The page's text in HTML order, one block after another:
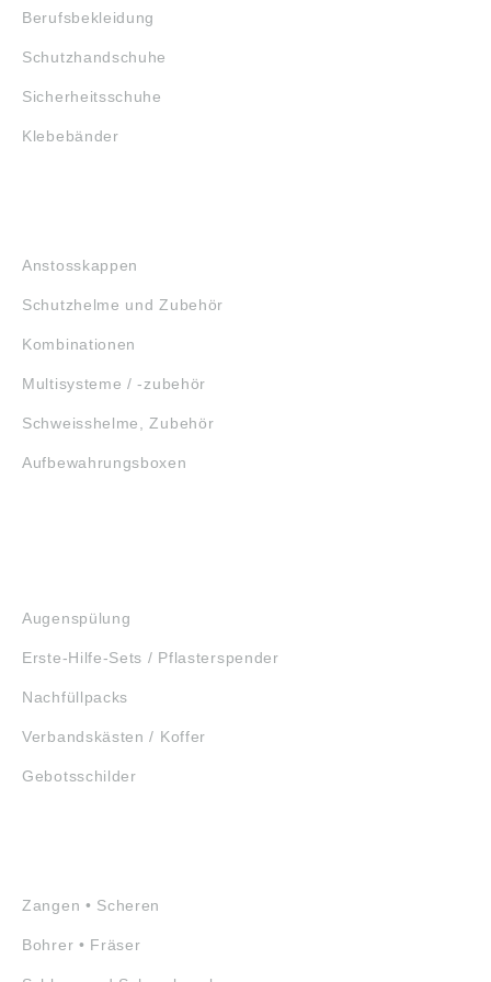
Berufsbekleidung
Schutzhandschuhe
Sicherheitsschuhe
Klebebänder
Anstosskappen
Schutzhelme und Zubehör
Kombinationen
Multisysteme / -zubehör
Schweisshelme, Zubehör
Aufbewahrungsboxen
Augenspülung
Erste-Hilfe-Sets / Pflasterspender
Nachfüllpacks
Verbandskästen / Koffer
Gebotsschilder
Zangen • Scheren
Bohrer • Fräser